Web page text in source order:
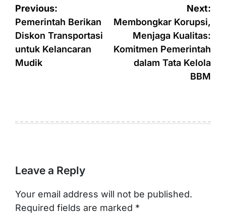
Post
navigation
Previous:
Pemerintah Berikan
Diskon Transportasi
untuk Kelancaran
Mudik
Next:
Membongkar Korupsi,
Menjaga Kualitas:
Komitmen Pemerintah
dalam Tata Kelola
BBM
Leave a Reply
Your email address will not be published.
Required fields are marked *